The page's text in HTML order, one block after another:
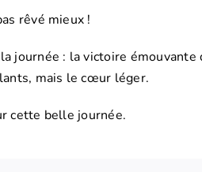
rêvé mieux !
journée : la victoire émouvante
mais le cœur léger.
cette belle journée.